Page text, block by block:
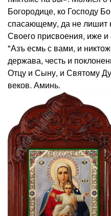
Богородице, ко Господу
спасающему, да не лишит
Своего присвоения, иже
"Азъ есмь с вами, и
держава, честь и
Отцу и Сыну, и Святому
веков. Аминь.